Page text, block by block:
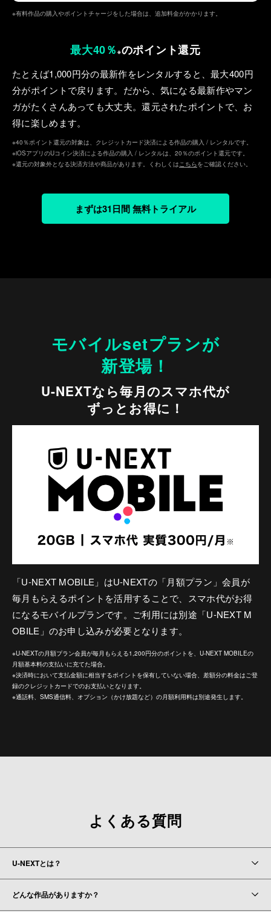
※有料作品の購入やポイントチャージをした場合は、追加料金がかかります。
最大40％ ※のポイント還元
たとえば1,000円分の最新作をレンタルすると、最⼤400円
分がポイントで戻ります。だから、気になる最新作やマン
ガがたくさんあっても⼤丈夫。還元されたポイントで、お
得に楽しめます。
※40％ポイント還元の対象は、クレジットカード決済による作品の購入 / レンタルです。
※iOSアプリのUコイン決済による作品の購入 / レンタルは、20％のポイント還元です。
※還元の対象外となる決済方法や商品があります。くわしくはこちらをご確認ください。
まずは31日間 無料トライアル
モバイルsetプランが
新登場！
U-NEXTなら毎月のスマホ代が
ずっとお得に！
「U-NEXT MOBILE」はU-NEXTの「月額プラン」会員が
毎月もらえるポイントを活用することで、スマホ代がお得
になるモバイルプランです。ご利用には別途「U-NEXT M
OBILE」のお申し込みが必要となります。
※U-NEXTの月額プラン会員が毎月もらえる1,200円分のポイントを、U-NEXT MOBILEの
月額基本料の支払いに充てた場合。
※決済時において支払金額に相当するポイントを保有していない場合、差額分の料金はご登
録のクレジットカードでのお支払いとなります。
※通話料、SMS通信料、オプション（かけ放題など）の月額利用料は別途発生します。
よくある質問
U-NEXTとは？
どんな作品がありますか？